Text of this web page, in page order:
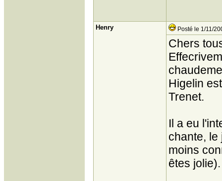
Henry Posté le 1/11/
Chers
Higelin
Trenet.
Il a eu
chante,
moins
êtes jolie).